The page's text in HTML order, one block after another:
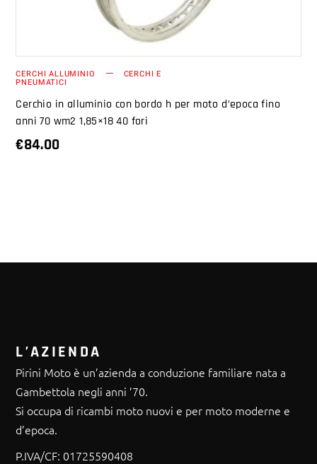
CERCHI ALLUMINIO CERCHI E
PNEUMATICI
Cerchio in alluminio con bordo h per moto d’epoca fino
anni 70 wm2 1,85×18 40 fori
€84.00
L’AZIENDA
Pirini Moto è un’azienda a conduzione familiare nata a
Gambettola negli anni ’70.
Si occupa di ricambi moto nuovi e per moto moderne e
d’epoca.
P.IVA/CF: 01725590408